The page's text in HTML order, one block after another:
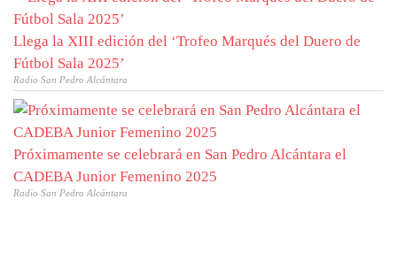
Llega la XIII edición del ‘Trofeo Marqués del Duero de
Fútbol Sala 2025’
Radio San Pedro Alcántara
Próximamente se celebrará en San Pedro Alcántara el
CADEBA Junior Femenino 2025
Radio San Pedro Alcántara